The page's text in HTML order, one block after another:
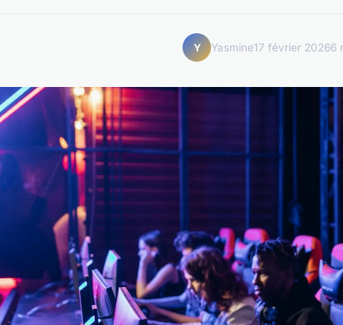
Y Yasmine17 février 20266